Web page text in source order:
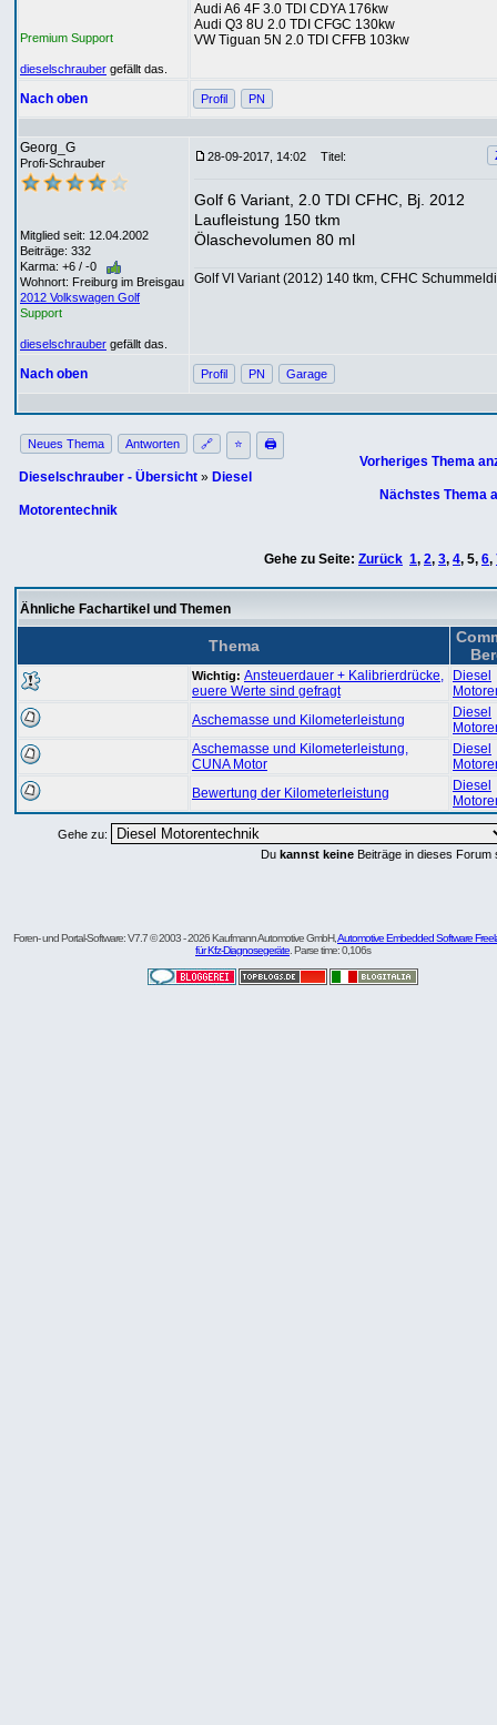
Premium Support
dieselschrauber gefällt das.
Audi A6 4F 3.0 TDI CDYA 176kw
Audi Q3 8U 2.0 TDI CFGC 130kw
VW Tiguan 5N 2.0 TDI CFFB 103kw
Nach oben Profil PN
Georg_G
Profi-Schrauber
Mitglied seit: 12.04.2002
Beiträge: 332
Karma: +6 / -0
Wohnort: Freiburg im Breisgau
2012 Volkswagen Golf
Support
dieselschrauber gefällt das.
28-09-2017, 14:02 Titel:
Golf 6 Variant, 2.0 TDI CFHC, Bj. 2012
Laufleistung 150 tkm
Ölaschevolumen 80 ml
Golf VI Variant (2012) 140 tkm, CFHC
Nach oben Profil PN Garage
Neues Thema Antworten 🔗 ⭐ 🖨
Dieselschrauber - Übersicht » Diesel
Motorentechnik
Vorheriges Thema
Nächstes Thema
Gehe zu Seite: Zurück 1, 2, 3, 4, 5, 6,
Ähnliche Fachartikel und Themen
Thema
Wichtig: Ansteuerdauer + Kalibrierdrücke,
euere Werte sind gefragt
Diesel
Aschemasse und Kilometerleistung
Diesel
Aschemasse und Kilometerleistung,
CUNA Motor
Diesel
Bewertung der Kilometerleistung
Diesel
Gehe zu:
Du kannst keine Beiträge in dieses Forum
Foren- und Portal-Software: V7.7 © 2003 - 2026 Kaufmann Automotive GmbH,Automotive Embedded Software
für Kfz-Diagnosegeräte . Parse time: 0,106s